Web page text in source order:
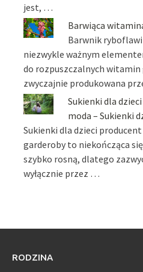
jest, …
Barwiąca
Barwnik
niezwykle ważnym
do rozpuszczalnych witamin
zwyczajnie produkowana
Sukienki dla
moda – Sukienki
Sukienki dla dzieci
garderoby to niekończąca
szybko rosną, dlatego
wyłącznie przez …
RODZINA